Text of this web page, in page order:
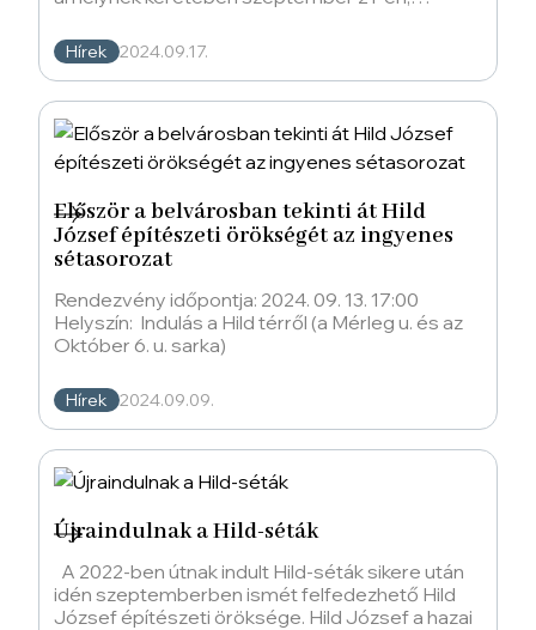
megtekinteni
Hírek 2024.09.17.
Először a belvárosban tekinti át Hild
József építészeti örökségét az ingyenes
sétasorozat
Rendezvény időpontja: 2024. 09. 13. 17:00
Helyszín: Indulás a Hild térről (a Mérleg u. és az
Október 6. u. sarka)
Hírek 2024.09.09.
Újraindulnak a Hild-séták
A 2022-ben útnak indult Hild-séták sikere után
idén szeptemberben ismét felfedezhető Hild
József építészeti öröksége. Hild József a hazai